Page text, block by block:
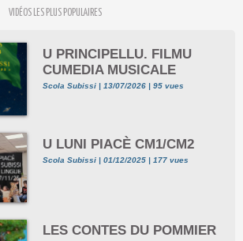
VIDÉOS LES PLUS POPULAIRES
U PRINCIPELLU. FILMU
CUMEDIA MUSICALE
Scola Subissi | 13/07/2026 | 95 vues
U LUNI PIACÈ CM1/CM2
Scola Subissi | 01/12/2025 | 177 vues
LES CONTES DU POMMIER